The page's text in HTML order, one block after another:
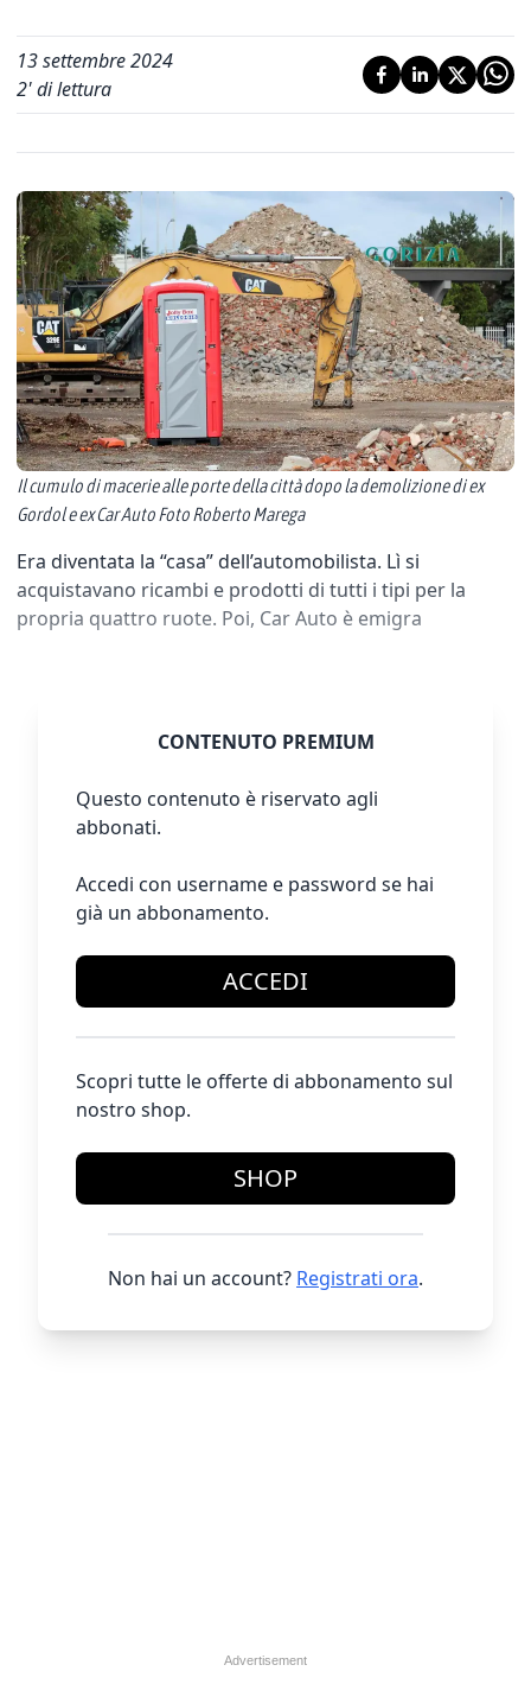
13 settembre 2024
2' di lettura
Il cumulo di macerie alle porte della città dopo la demolizione di ex
Gordol e ex Car Auto Foto Roberto Marega
Era diventata la “casa” dell’automobilista. Lì si
acquistavano ricambi e prodotti di tutti i tipi per la
propria quattro ruote. Poi, Car Auto è emigra
CONTENUTO PREMIUM
Questo contenuto è riservato agli
abbonati.
Accedi con username e password se hai
già un abbonamento.
ACCEDI
Scopri tutte le offerte di abbonamento sul
nostro shop.
SHOP
Non hai un account? Registrati ora.